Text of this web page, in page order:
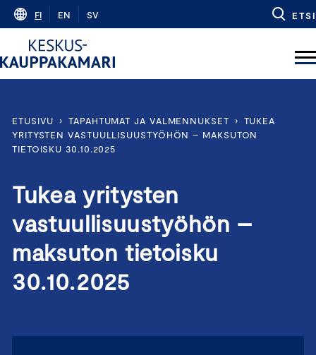
Skip
content
FI EN SV ETSI
ETUSIVU › TAPAHTUMAT JA VALMENNUKSET › TUKEA
YRITYSTEN VASTUULLISUUSTYÖHÖN – MAKSUTON
TIETOISKU 30.10.2025
Tukea yritysten
vastuullisuustyöhön –
maksuton tietoisku
30.10.2025